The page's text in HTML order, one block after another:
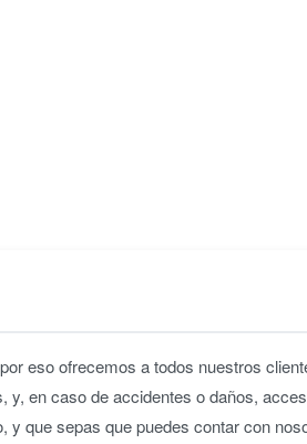
eso ofrecemos a todos nuestros
en caso de accidentes o daños,
y que sepas que puedes contar con